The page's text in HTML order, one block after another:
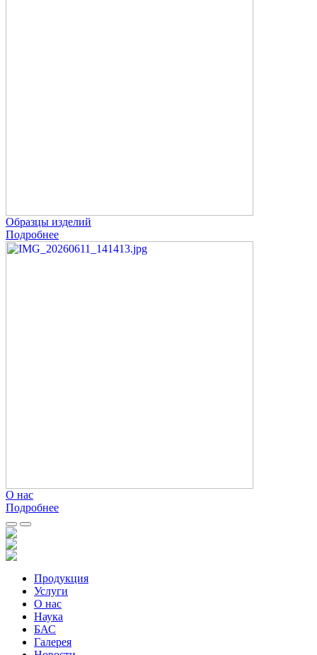
Образцы изделий
Подробнее
О нас
Подробнее
Продукция
Услуги
О нас
Наука
БАС
Галерея